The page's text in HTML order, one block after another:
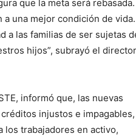
que la meta será rebasada.
una mejor condición de
a las familias de ser sujetas
hijos”, subrayó el
informó que, las nuevas
injustos e
los trabajadores en activo,